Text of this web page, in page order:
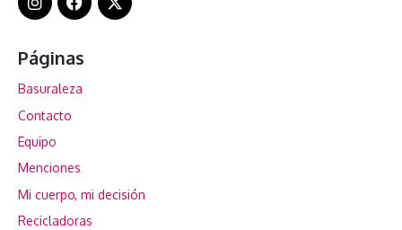
Páginas
Basuraleza
Contacto
Equipo
Menciones
Mi cuerpo, mi decisión
Recicladoras